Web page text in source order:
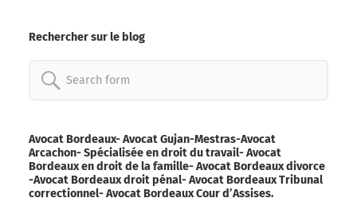
Rechercher sur le blog
Search
Avocat Bordeaux- Avocat Gujan-Mestras-Avocat
Arcachon- Spécialisée en droit du travail- Avocat
Bordeaux en droit de la famille- Avocat Bordeaux divorce
-Avocat Bordeaux droit pénal- Avocat Bordeaux Tribunal
correctionnel- Avocat Bordeaux Cour d’Assises.